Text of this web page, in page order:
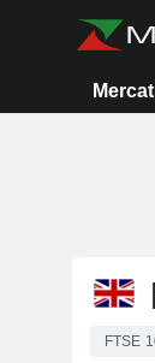
FTSE